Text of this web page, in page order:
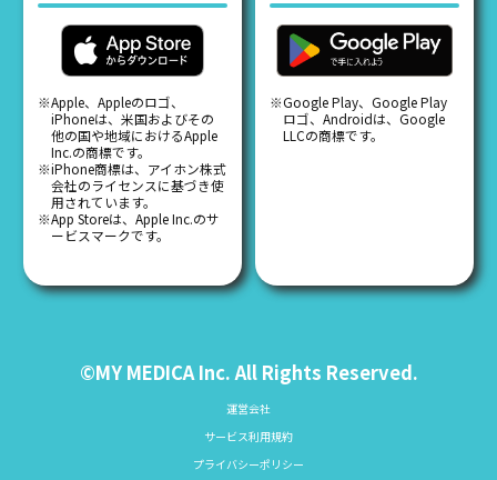
※Apple、Appleのロゴ、
iPhoneは、米国およびその
他の国や地域におけるApple
Inc.の商標です。
※iPhone商標は、アイホン株式
会社のライセンスに基づき使
用されています。
※App Storeは、Apple Inc.のサ
ービスマークです。
※Google Play、Google Play
ロゴ、Androidは、Google
LLCの商標です。
©MY MEDICA Inc. All Rights Reserved.
運営会社
サービス利用規約
プライバシーポリシー